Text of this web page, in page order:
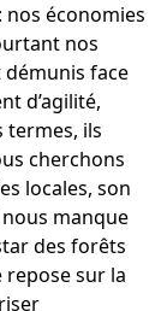
nos économies
nos
face
d’agilité,
termes, ils
cherchons
locales, son
manque
des forêts
sur la